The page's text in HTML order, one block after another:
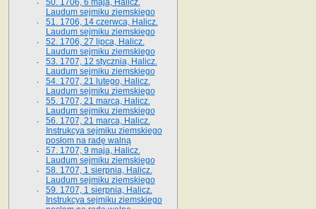
50. 1706, 6 maja, Halicz.
Laudum sejmiku ziemskiego
51. 1706, 14 czerwca, Halicz.
Laudum sejmiku ziemskiego
52. 1706, 27 lipca, Halicz.
Laudum sejmiku ziemskiego
53. 1707, 12 stycznia, Halicz.
Laudum sejmiku ziemskiego
54. 1707, 21 lutego, Halicz.
Laudum sejmiku ziemskiego
55. 1707, 21 marca, Halicz.
Laudum sejmiku ziemskiego
56. 1707, 21 marca, Halicz.
Instrukcya sejmiku ziemskiego
posłom na radę walną
57. 1707, 9 maja, Halicz.
Laudum sejmiku ziemskiego
58. 1707, 1 sierpnia, Halicz.
Laudum sejmiku ziemskiego
59. 1707, 1 sierpnia, Halicz.
Instrukcya sejmiku ziemskiego